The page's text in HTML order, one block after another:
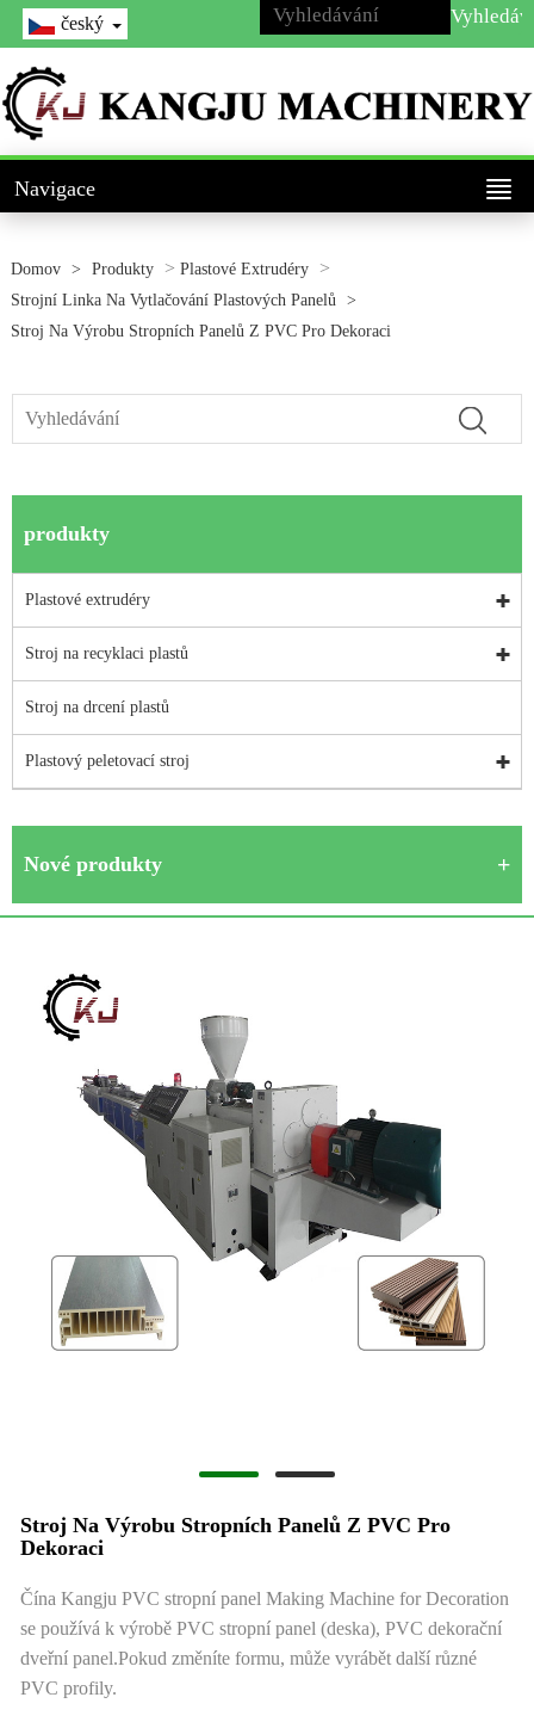
český
Navigace
Domov > Produkty > Plastové Extrudéry >
Strojní Linka Na Vytlačování Plastových Panelů
>
Stroj Na Výrobu Stropních Panelů Z PVC Pro Dekoraci
produkty
Plastové extrudéry
Stroj na recyklaci plastů
Stroj na drcení plastů
Plastový peletovací stroj
Nové produkty
Stroj Na Výrobu Stropních Panelů Z PVC Pro
Dekoraci
Čína Kangju PVC stropní panel Making Machine for Decoration
se používá k výrobě PVC stropní panel (deska), PVC dekorační
dveřní panel.Pokud změníte formu, může vyrábět další různé
PVC profily.